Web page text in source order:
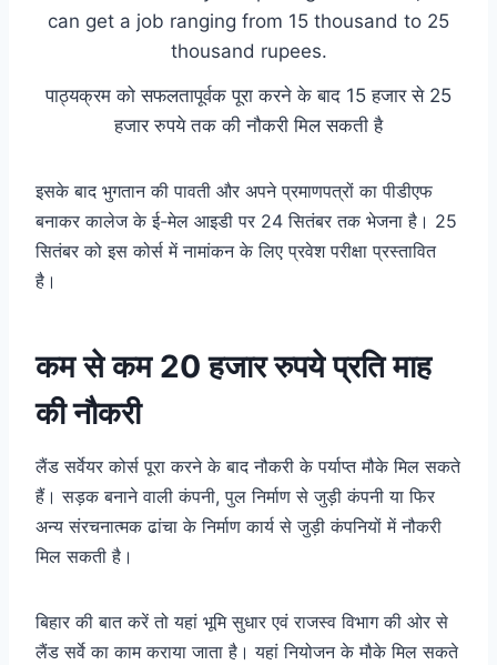
पाठ्यक्रम को सफलतापूर्वक पूरा करने के बाद 15 हजार से 25
हजार रुपये तक की नौकरी मिल सकती है
इसके बाद भुगतान की पावती और अपने प्रमाणपत्रों का पीडीएफ
बनाकर कालेज के ई-मेल आइडी पर 24 सितंबर तक भेजना है। 25
सितंबर को इस कोर्स में नामांकन के लिए प्रवेश परीक्षा प्रस्तावित
है।
कम से कम 20 हजार रुपये प्रति माह
की नौकरी
लैंड सर्वेयर कोर्स पूरा करने के बाद नौकरी के पर्याप्त मौके मिल सकते
हैं। सड़क बनाने वाली कंपनी, पुल निर्माण से जुड़ी कंपनी या फिर
अन्य संरचनात्मक ढांचा के निर्माण कार्य से जुड़ी कंपनियों में नौकरी
मिल सकती है।
बिहार की बात करें तो यहां भूमि सुधार एवं राजस्व विभाग की ओर से
लैंड सर्वे का काम कराया जाता है। यहां नियोजन के मौके मिल सकते